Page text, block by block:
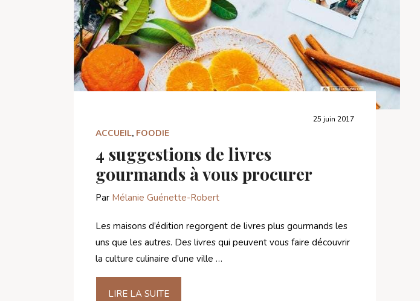
25 juin 2017
ACCUEIL, FOODIE
4 suggestions de livres
gourmands à vous procurer
Par Mélanie Guénette-Robert
Les maisons d’édition regorgent de livres plus gourmands les
uns que les autres. Des livres qui peuvent vous faire découvrir
la culture culinaire d’une ville …
LIRE LA SUITE